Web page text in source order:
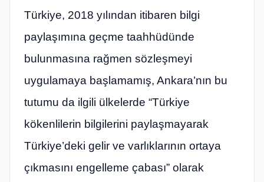
Türkiye, 2018 yılından itibaren bilgi
paylaşımına geçme taahhüdünde
bulunmasına rağmen sözleşmeyi
uygulamaya başlamamış, Ankara’nın bu
tutumu da ilgili ülkelerde “Türkiye
kökenlilerin bilgilerini paylaşmayarak
Türkiye’deki gelir ve varlıklarının ortaya
çıkmasını engelleme çabası” olarak